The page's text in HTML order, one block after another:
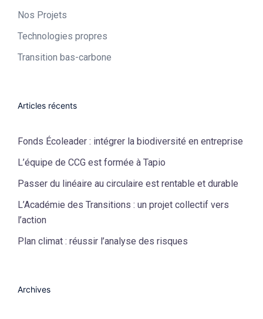
Nos Projets
Technologies propres​
Transition bas-carbone
Articles récents
Fonds Écoleader : intégrer la biodiversité en entreprise
L’équipe de CCG est formée à Tapio
Passer du linéaire au circulaire est rentable et durable
L’Académie des Transitions : un projet collectif vers
l’action
Plan climat : réussir l’analyse des risques
Archives